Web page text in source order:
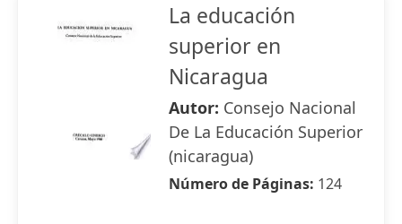
La educación
superior en
Nicaragua
Autor: Consejo Nacional
De La Educación Superior
(nicaragua)
Número de Páginas: 124